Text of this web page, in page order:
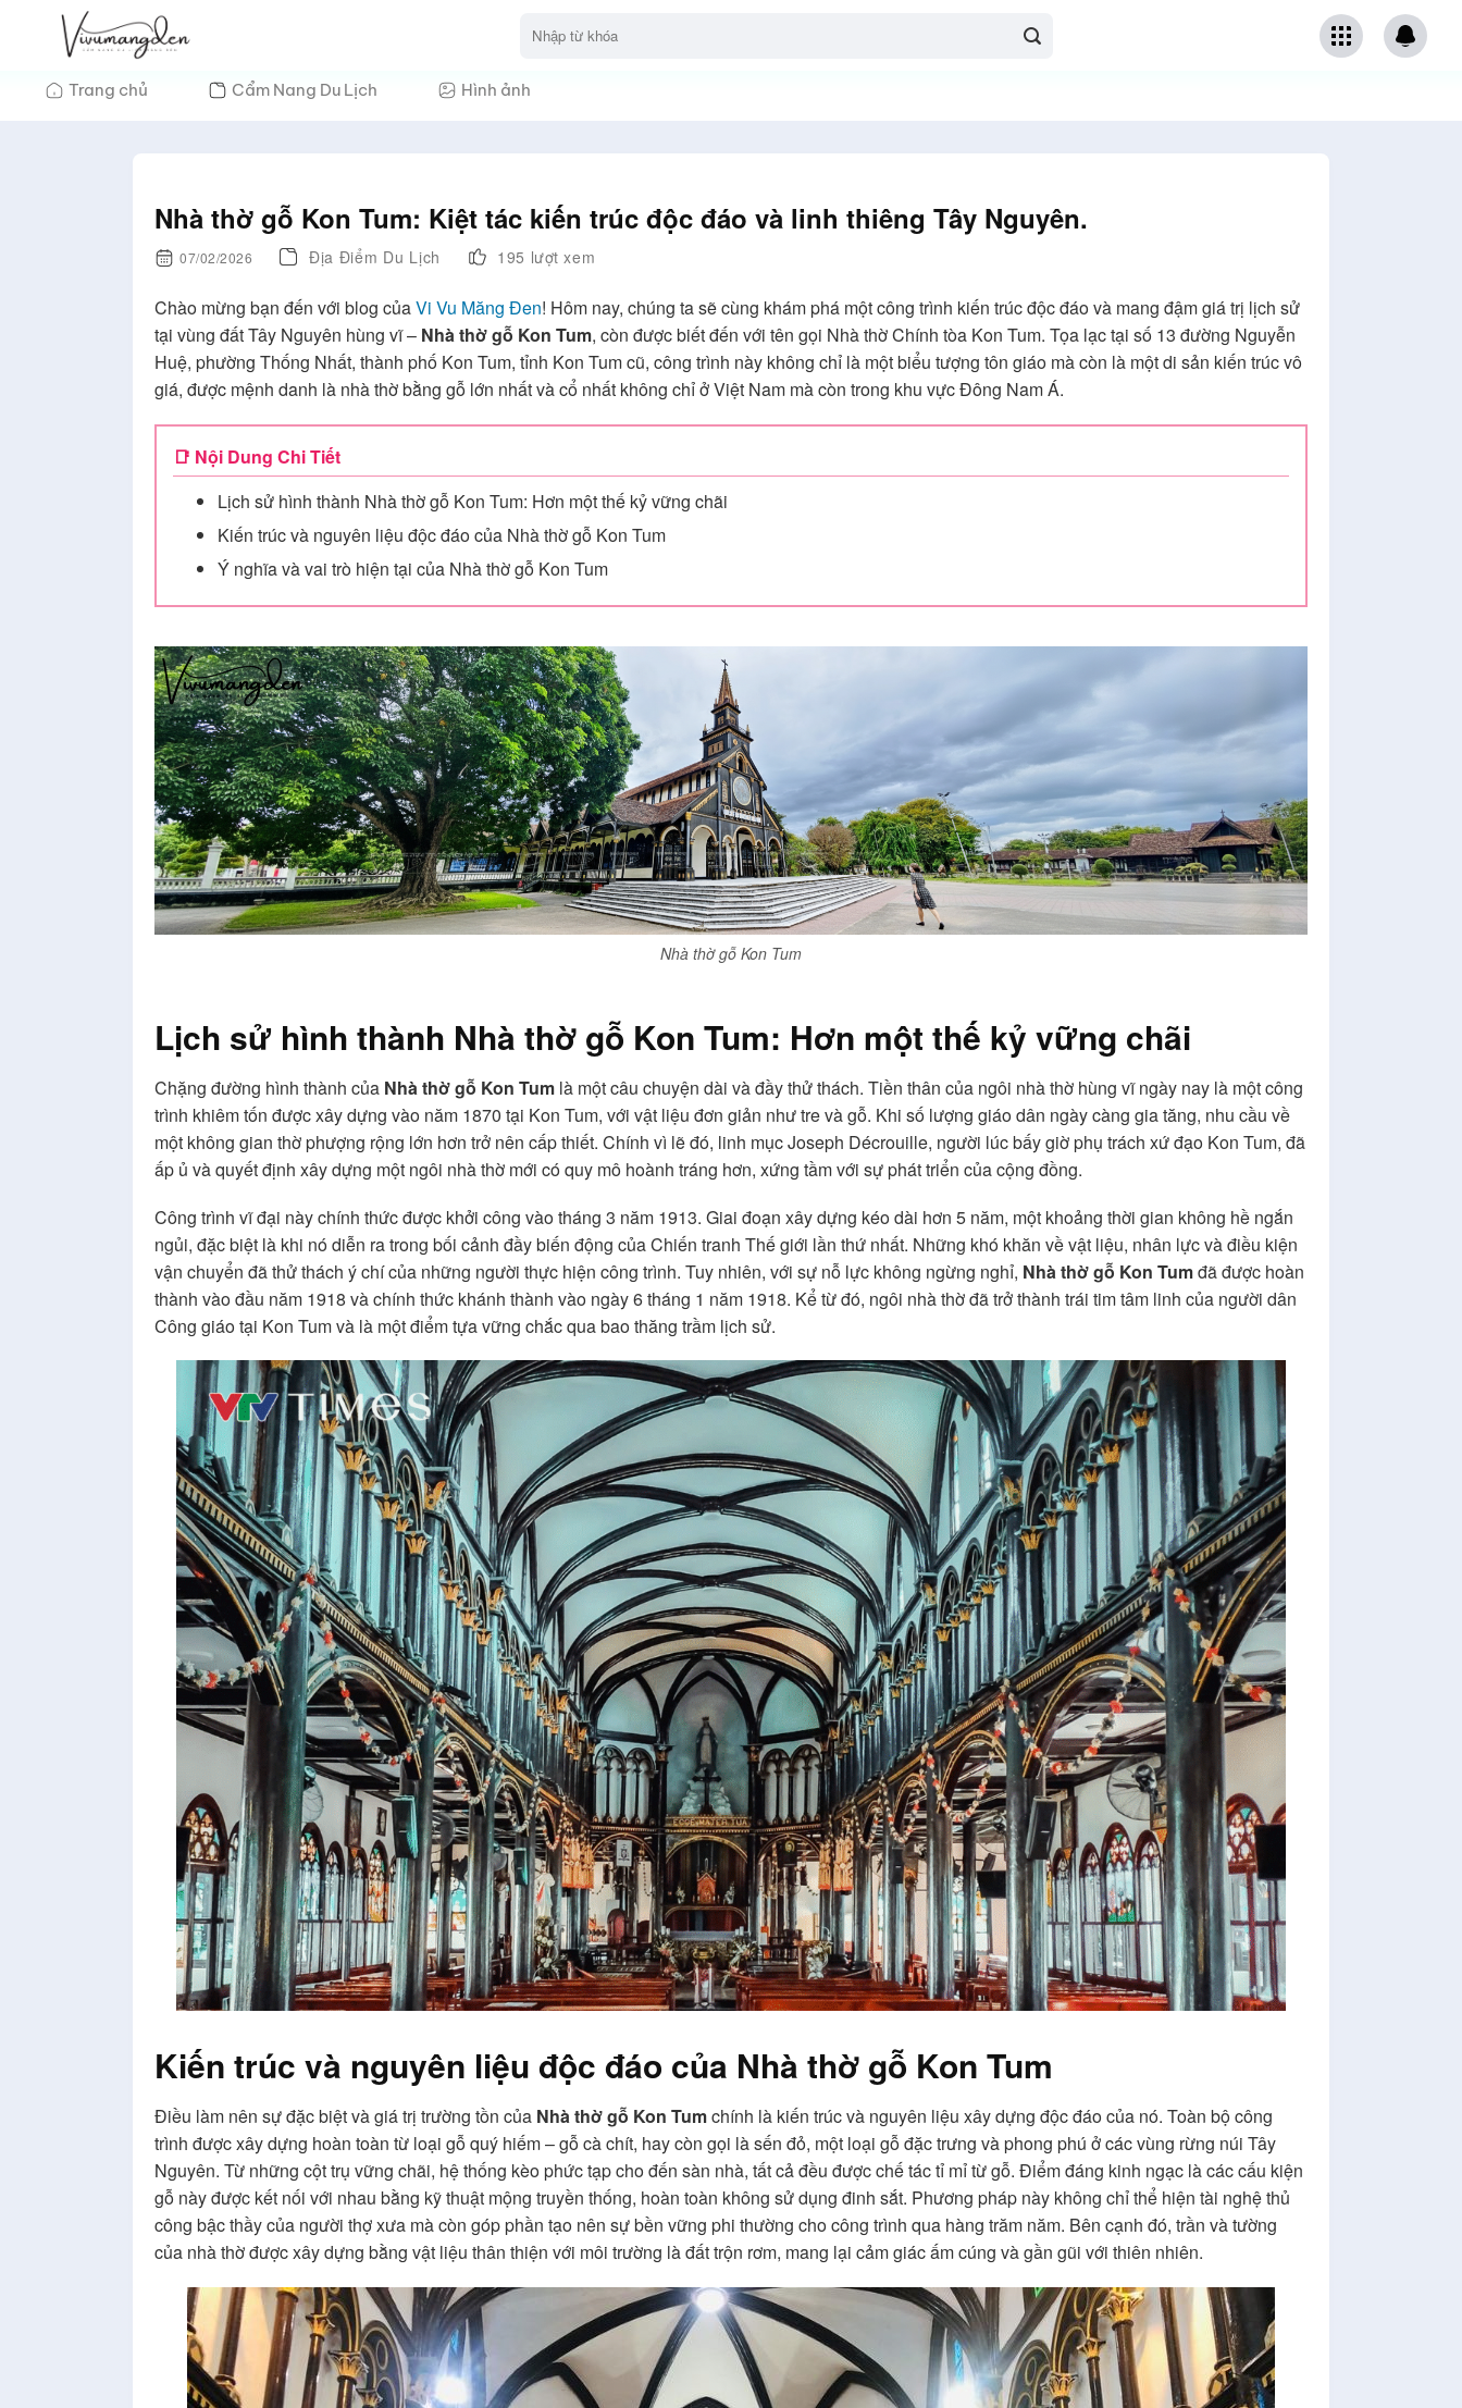
Trang chủ Cẩm Nang Du Lịch Hình ảnh
Nhà thờ gỗ Kon Tum: Kiệt tác kiến trúc độc đáo và linh thiêng Tây Nguyên.
07/02/2026 Địa Điểm Du Lịch 195 lượt xem
Chào mừng bạn đến với blog củaVi Vu Măng Đen! Hôm nay, chúng ta sẽ cùng khám phá một công trình kiến trúc độc đáo và mang đậm giá trị lịch sử
tại vùng đất Tây Nguyên hùng vĩ – Nhà thờ gỗ Kon Tum, còn được biết đến với tên gọi Nhà thờ Chính tòa Kon Tum. Tọa lạc tại số 13 đường Nguyễn
Huệ, phường Thống Nhất, thành phố Kon Tum, tỉnh Kon Tum cũ, công trình này không chỉ là một biểu tượng tôn giáo mà còn là một di sản kiến trúc vô
giá, được mệnh danh là nhà thờ bằng gỗ lớn nhất và cổ nhất không chỉ ở Việt Nam mà còn trong khu vực Đông Nam Á.
📑 Nội Dung Chi Tiết
Lịch sử hình thành Nhà thờ gỗ Kon Tum: Hơn một thế kỷ vững chãi
Kiến trúc và nguyên liệu độc đáo của Nhà thờ gỗ Kon Tum
Ý nghĩa và vai trò hiện tại của Nhà thờ gỗ Kon Tum
Nhà thờ gỗ Kon Tum
Lịch sử hình thành Nhà thờ gỗ Kon Tum: Hơn một thế kỷ vững chãi
Chặng đường hình thành của Nhà thờ gỗ Kon Tum là một câu chuyện dài và đầy thử thách. Tiền thân của ngôi nhà thờ hùng vĩ ngày nay là một công
trình khiêm tốn được xây dựng vào năm 1870 tại Kon Tum, với vật liệu đơn giản như tre và gỗ. Khi số lượng giáo dân ngày càng gia tăng, nhu cầu về
một không gian thờ phượng rộng lớn hơn trở nên cấp thiết. Chính vì lẽ đó, linh mục Joseph Décrouille, người lúc bấy giờ phụ trách xứ đạo Kon Tum, đã
ấp ủ và quyết định xây dựng một ngôi nhà thờ mới có quy mô hoành tráng hơn, xứng tầm với sự phát triển của cộng đồng.
Công trình vĩ đại này chính thức được khởi công vào tháng 3 năm 1913. Giai đoạn xây dựng kéo dài hơn 5 năm, một khoảng thời gian không hề ngắn
ngủi, đặc biệt là khi nó diễn ra trong bối cảnh đầy biến động của Chiến tranh Thế giới lần thứ nhất. Những khó khăn về vật liệu, nhân lực và điều kiện
vận chuyển đã thử thách ý chí của những người thực hiện công trình. Tuy nhiên, với sự nỗ lực không ngừng nghỉ, Nhà thờ gỗ Kon Tumđã được hoàn
thành vào đầu năm 1918 và chính thức khánh thành vào ngày 6 tháng 1 năm 1918. Kể từ đó, ngôi nhà thờ đã trở thành trái tim tâm linh của người dân
Công giáo tại Kon Tum và là một điểm tựa vững chắc qua bao thăng trầm lịch sử.
Kiến trúc và nguyên liệu độc đáo của Nhà thờ gỗ Kon Tum
Điều làm nên sự đặc biệt và giá trị trường tồn của Nhà thờ gỗ Kon Tumchính là kiến trúc và nguyên liệu xây dựng độc đáo của nó. Toàn bộ công
trình được xây dựng hoàn toàn từ loại gỗ quý hiếm – gỗ cà chít, hay còn gọi là sến đỏ, một loại gỗ đặc trưng và phong phú ở các vùng rừng núi Tây
Nguyên. Từ những cột trụ vững chãi, hệ thống kèo phức tạp cho đến sàn nhà, tất cả đều được chế tác tỉ mỉ từ gỗ. Điểm đáng kinh ngạc là các cấu kiện
gỗ này được kết nối với nhau bằng kỹ thuật mộng truyền thống, hoàn toàn không sử dụng đinh sắt. Phương pháp này không chỉ thể hiện tài nghệ thủ
công bậc thầy của người thợ xưa mà còn góp phần tạo nên sự bền vững phi thường cho công trình qua hàng trăm năm. Bên cạnh đó, trần và tường
của nhà thờ được xây dựng bằng vật liệu thân thiện với môi trường là đất trộn rơm, mang lại cảm giác ấm cúng và gần gũi với thiên nhiên.